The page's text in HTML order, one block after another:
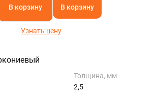
В корзину В корзину
Узнать цену
Толщина, мм
2,5